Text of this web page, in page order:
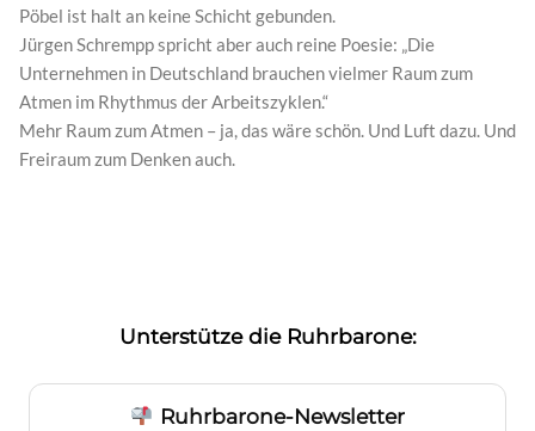
Pöbel ist halt an keine Schicht gebunden.
Jürgen Schrempp spricht aber auch reine Poesie: „Die
Unternehmen in Deutschland brauchen vielmer Raum zum
Atmen im Rhythmus der Arbeitszyklen.“
Mehr Raum zum Atmen – ja, das wäre schön. Und Luft dazu. Und
Freiraum zum Denken auch.
Unterstütze die Ruhrbarone:
Ruhrbarone-Newsletter